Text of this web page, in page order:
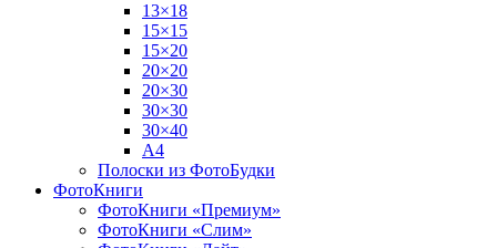
13×18
15×15
15×20
20×20
20×30
30×30
30×40
A4
Полоски из ФотоБудки
ФотоКниги
ФотоКниги «Премиум»
ФотоКниги «Слим»